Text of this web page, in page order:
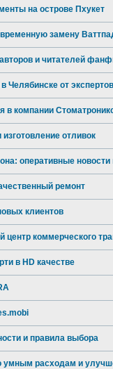
на острове Пхукет
замену
и читателей
Челябинске от экспертов
в компании
отливок
оперативные новости
ремонт
клиентов
коммерческого
в HD качестве
и правила выбора
умным расходам и